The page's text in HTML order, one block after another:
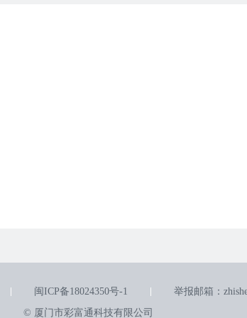
闽ICP备18024350号-1
举报邮箱：
© 厦门市彩富通科技有限公司